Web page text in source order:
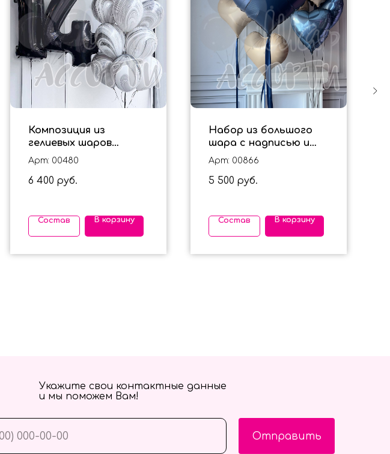
Композиция из
гелиевых шаров
"Черные агаты" на 14
лет
Арт: 00480
6 400 руб.
Состав В корзину
Набор из большого
шара с надписью и
фольгированных
сердечек для мужчины
Арт: 00866
5 500 руб.
Состав В корзину
Отправить
Укажите свои контактные данные
и мы поможем Вам!